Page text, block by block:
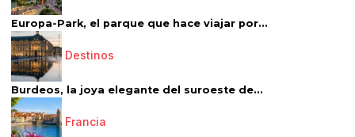
Europa-Park, el parque que hace viajar por...
Destinos
Burdeos, la joya elegante del suroeste de...
Francia